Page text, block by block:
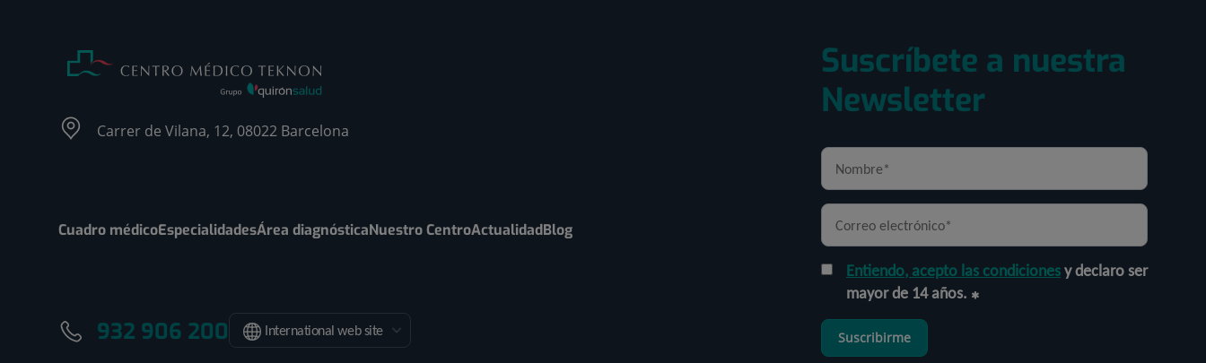
Carrer de Vilana, 12, 08022 Barcelona
Cuadro médicoEspecialidadesÁrea diagnósticaNuestro CentroActualidadBlog
932 906 200 International web site
Suscríbete a nuestra
Newsletter
Entiendo, acepto las condicionesy declaro ser
mayor de 14 años.
Suscribirme